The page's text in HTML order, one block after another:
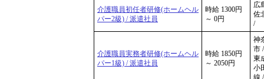
介護職員初任者研修(ホームヘル
パー2級) / 派遣社員
時給 1300円
～ 0円
広
佐
/
介護職員実務者研修(ホームヘル
パー1級) / 派遣社員
時給 1850円
～ 2050円
神
市 /
東
小
線